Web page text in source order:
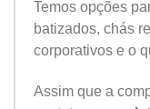
Temos opções
batizados, chás
corporativos e o
Assim que a